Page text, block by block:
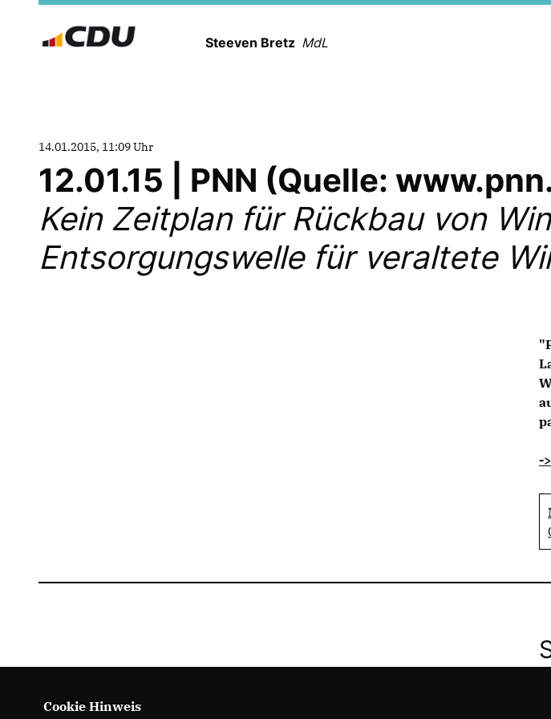
Steeven Bretz MdL
14.01.2015, 11:09 Uhr
12.01.15 | PNN (Quelle:
Kein Zeitplan für Rückbau von
Entsorgungswelle für veraltete
-
Cookie Hinweis